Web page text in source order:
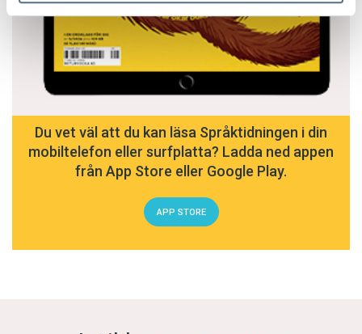
Du vet väl att du kan läsa Språktidningen i din
mobiltelefon eller surfplatta? Ladda ned appen
från App Store eller Google Play.
APP STORE